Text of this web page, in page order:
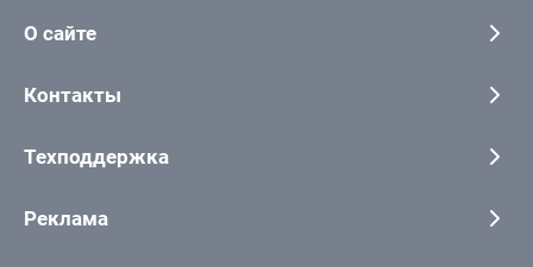
О сайте
Контакты
Техподдержка
Реклама